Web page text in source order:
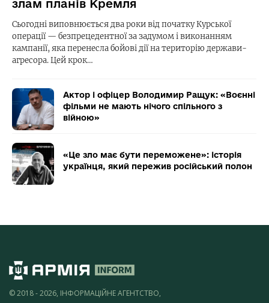
злам планів Кремля
Сьогодні виповнюється два роки від початку Курської
операції — безпрецедентної за задумом і виконанням
кампанії, яка перенесла бойові дії на територію держави-
агресора. Цей крок…
Актор і офіцер Володимир Ращук: «Воєнні
фільми не мають нічого спільного з
війною»
«Це зло має бути переможене»: історія
українця, який пережив російський полон
© 2018 - 2026, ІНФОРМАЦІЙНЕ АГЕНТСТВО,